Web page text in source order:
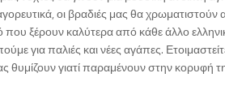
οι βραδιές μας θα χρωματιστούν
που ξέρουν καλύτερα από κάθε άλλο
για παλιές και νέες αγάπες.
θυμίζουν γιατί παραμένουν στην κορυφή